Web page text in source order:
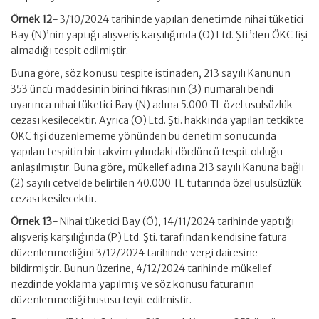
Örnek 12-3/10/2024 tarihinde yapılan denetimde nihai tüketici
Bay (N)’nin yaptığı alışveriş karşılığında (O) Ltd. Şti.’den ÖKC fişi
almadığı tespit edilmiştir.
Buna göre, söz konusu tespite istinaden, 213 sayılı Kanunun
353 üncü maddesinin birinci fıkrasının (3) numaralı bendi
uyarınca nihai tüketici Bay (N) adına 5.000 TL özel usulsüzlük
cezası kesilecektir. Ayrıca (O) Ltd. Şti. hakkında yapılan tetkikte
ÖKC fişi düzenlememe yönünden bu denetim sonucunda
yapılan tespitin bir takvim yılındaki dördüncü tespit olduğu
anlaşılmıştır. Buna göre, mükellef adına 213 sayılı Kanuna bağlı
(2) sayılı cetvelde belirtilen 40.000 TL tutarında özel usulsüzlük
cezası kesilecektir.
Örnek 13-Nihai tüketici Bay (Ö), 14/11/2024 tarihinde yaptığı
alışveriş karşılığında (P) Ltd. Şti. tarafından kendisine fatura
düzenlenmediğini 3/12/2024 tarihinde vergi dairesine
bildirmiştir. Bunun üzerine, 4/12/2024 tarihinde mükellef
nezdinde yoklama yapılmış ve söz konusu faturanın
düzenlenmediği hususu teyit edilmiştir.